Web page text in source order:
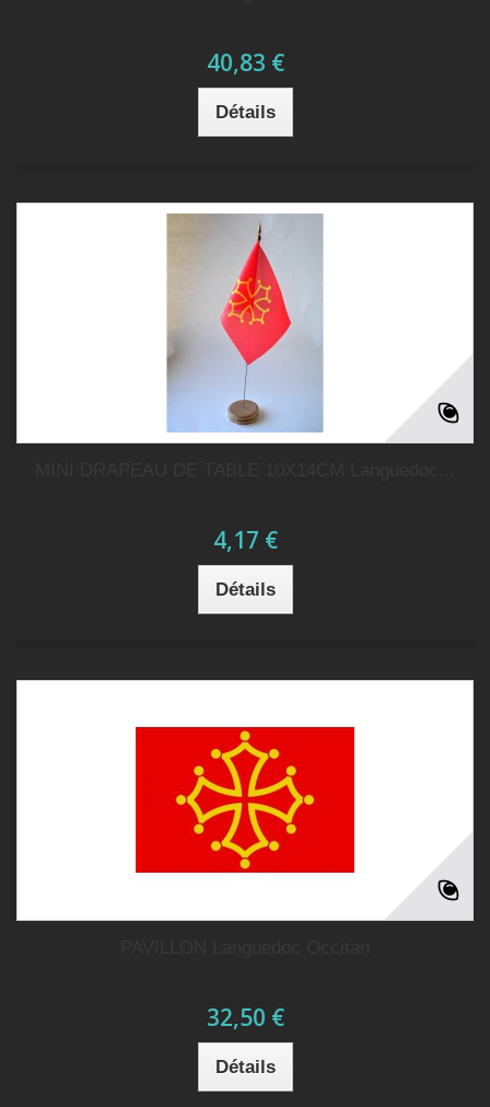
40,83 €
Détails
4,17 €
Détails
32,50 €
Détails